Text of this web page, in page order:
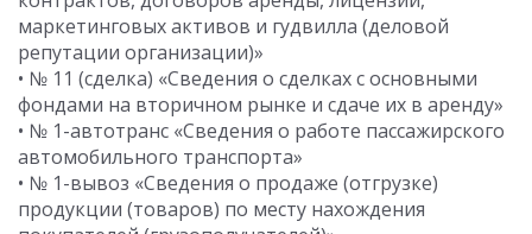
маркетинговых активов и гудвилла (деловой
репутации организации)»
• № 11 (сделка) «Сведения о сделках с основными
фондами на вторичном рынке и сдаче их в аренду»
• № 1-автотранс «Сведения о работе пассажирского
автомобильного транспорта»
• № 1-вывоз «Сведения о продаже (отгрузке)
продукции (товаров) по месту нахождения